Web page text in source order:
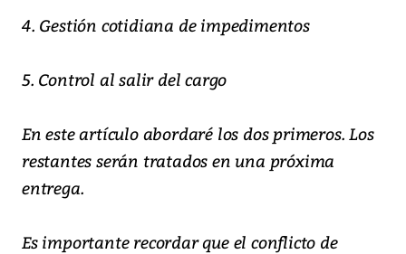
4. Gestión cotidiana de impedimentos
5. Control al salir del cargo
En este artículo abordaré los dos primeros. Los
restantes serán tratados en una próxima
entrega.
Es importante recordar que el conflicto de